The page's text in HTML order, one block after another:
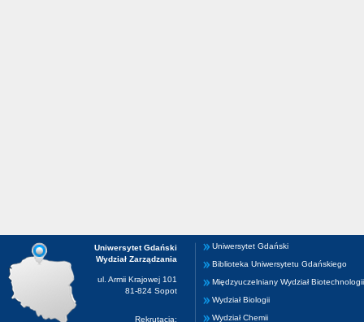
Uniwersytet Gdański
Wydział Zarządzania
ul. Armii Krajowej 101
81-824 Sopot
Rekrutacja:
Uniwersytet Gdański
Biblioteka Uniwersytetu Gdańskiego
Międzyuczelniany Wydział Biotechnologii
Wydział Biologii
Wydział Chemii